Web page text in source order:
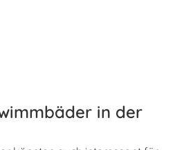
in der